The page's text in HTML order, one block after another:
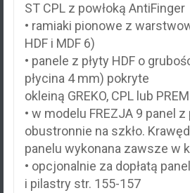
ST CPL z powłoką AntiFinger
• ramiaki pionowe z
HDF i MDF 6)
• panele z płyty HDF o
płycina 4 mm) pokryte
okleiną GREKO, CPL lub
• w modelu FREZJA 9 panel
obustronnie na szkło.
panelu wykonana zawsze w
• opcjonalnie za dopłatą
i pilastry str. 155-157